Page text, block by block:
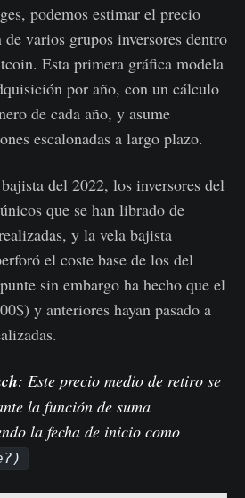
podemos estimar el precio
varios grupos inversores dentro
Esta primera gráfica modela
por año, con un cálculo
de cada año, y asume
escalonadas a largo plazo.
del 2022, los inversores del
que se han librado de
y la vela bajista
el coste base de los del
sin embargo ha hecho que el
y anteriores hayan pasado a
: Este precio medio de retiro se
la función de suma
la fecha de inicio como